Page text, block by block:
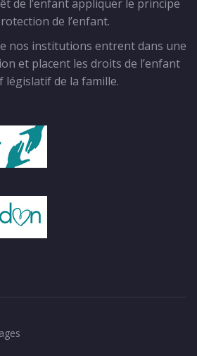
de l’enfant appliquer le principe
de l’enfant.
nos institutions entrent dans une
et placent les droits de l’enfant
de la famille.